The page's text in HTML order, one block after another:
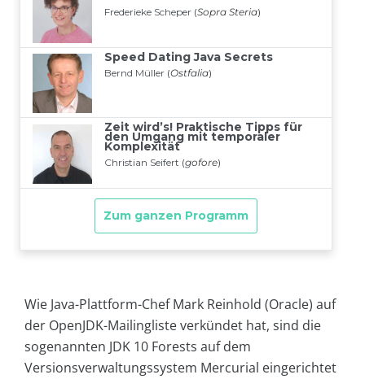
Wie Java-Plattform-Chef Mark Reinhold (Oracle) auf
der OpenJDK-Mailingliste verkündet hat, sind die
sogenannten JDK 10 Forests auf dem
Versionsverwaltungssystem Mercurial eingerichtet